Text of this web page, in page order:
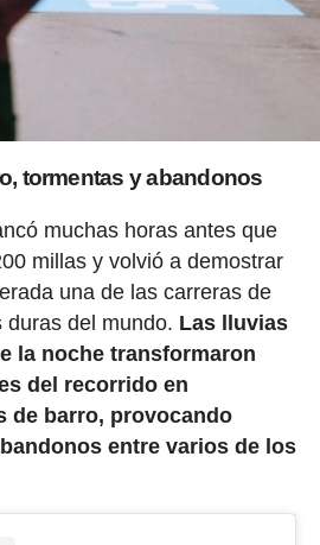
tormentas y abandonos
muchas horas antes que
millas y volvió a demostrar
una de las carreras de
duras del mundo. Las lluvias
la noche transformaron
del recorrido en
de barro, provocando
entre varios de los